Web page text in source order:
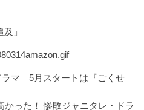
」
ラマ 5月スタートは『ごくせ
かった！ 惨敗ジャニタレ・ドラ